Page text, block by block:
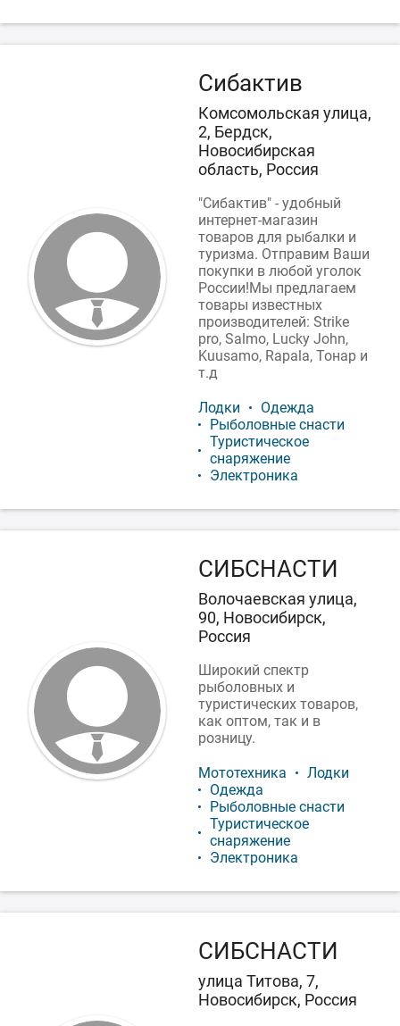
Сибактив
Комсомольская улица,
2, Бердск,
Новосибирская
область, Россия
"Сибактив" - удобный
интернет-магазин
товаров для рыбалки и
туризма. Отправим Ваши
покупки в любой уголок
России!Мы предлагаем
товары известных
производителей: Strike
pro, Salmo, Lucky John,
Kuusamo, Rapala, Тонар и
т.д
Лодки
Одежда
Рыболовные снасти
Туристическое
снаряжение
Электроника
СИБСНАСТИ
Волочаевская улица,
90, Новосибирск,
Россия
Широкий спектр
рыболовных и
туристических товаров,
как оптом, так и в
розницу.
Мототехника
Лодки
Одежда
Рыболовные снасти
Туристическое
снаряжение
Электроника
СИБСНАСТИ
улица Титова, 7,
Новосибирск, Россия